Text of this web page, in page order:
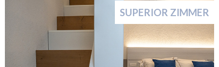
SUPERIOR ZIMMER